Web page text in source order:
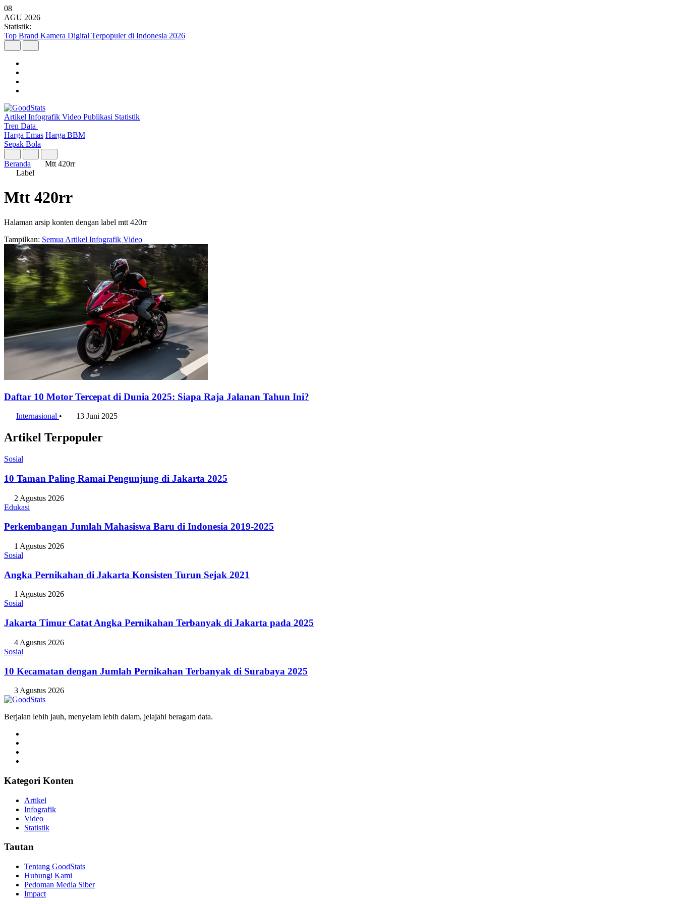
08
AGU 2026
Statistik:
Top Brand Kamera Digital Terpopuler di Indonesia 2026
Artikel Infografik Video Publikasi Statistik
Tren Data
Harga Emas Harga BBM
Sepak Bola
Beranda
Mtt 420rr
Label
Mtt 420rr
Halaman arsip konten dengan label mtt 420rr
Tampilkan: Semua Artikel Infografik Video
Daftar 10 Motor Tercepat di Dunia 2025: Siapa Raja Jalanan Tahun Ini?
Internasional • 13 Juni 2025
Artikel Terpopuler
Sosial
10 Taman Paling Ramai Pengunjung di Jakarta 2025
2 Agustus 2026
Edukasi
Perkembangan Jumlah Mahasiswa Baru di Indonesia 2019-2025
1 Agustus 2026
Sosial
Angka Pernikahan di Jakarta Konsisten Turun Sejak 2021
1 Agustus 2026
Sosial
Jakarta Timur Catat Angka Pernikahan Terbanyak di Jakarta pada 2025
4 Agustus 2026
Sosial
10 Kecamatan dengan Jumlah Pernikahan Terbanyak di Surabaya 2025
3 Agustus 2026
Berjalan lebih jauh, menyelam lebih dalam, jelajahi beragam data.
Kategori Konten
Artikel
Infografik
Video
Statistik
Tautan
Tentang GoodStats
Hubungi Kami
Pedoman Media Siber
Impact